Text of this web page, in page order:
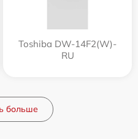
Toshiba DW-14F2(W)-
RU
больше